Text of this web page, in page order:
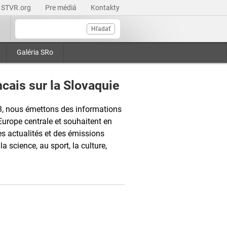
STVR.org Pre médiá Kontakty
Hľadať
Galéria SRo
sur la Slovaquie
nous émettons des informations
centrale et souhaitent en
actualités et des émissions
science, au sport, la culture,